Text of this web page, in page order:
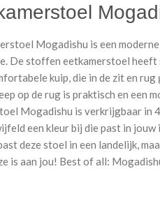
Mogadishu is een
De stoffen eetkamerstoel heeft
kuip, die in de zit en
op de rug is praktisch en een
Mogadishu is verkrijgbaar in
een kleur bij die past in
deze stoel in een landelijk,
is aan jou! Best of all: